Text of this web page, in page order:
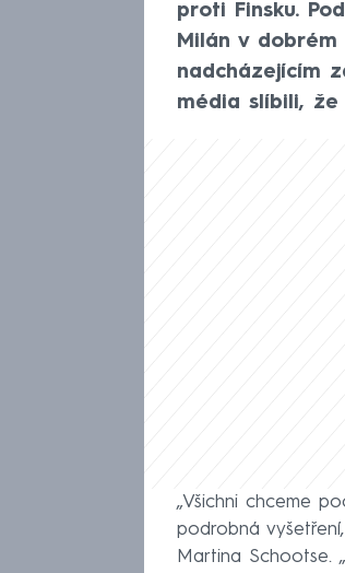
proti Finsku.
Milán v
nadcházejícím
média slíbili,
„Všichni chceme
podrobná
Martina Schootse.